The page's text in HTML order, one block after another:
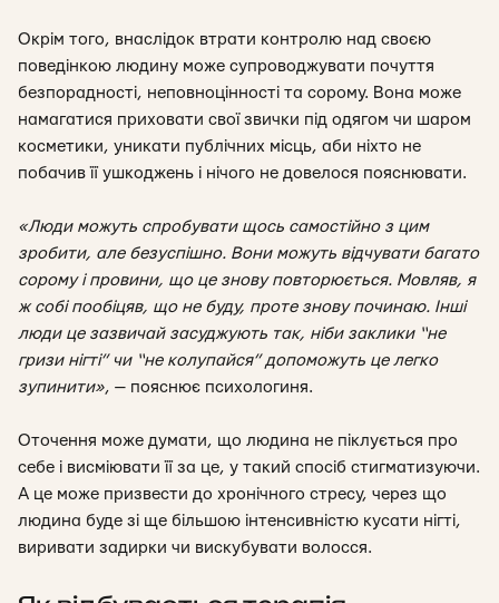
Окрім того, внаслідок втрати контролю над своєю
поведінкою людину може супроводжувати почуття
безпорадності, неповноцінності та сорому. Вона може
намагатися приховати свої звички під одягом чи шаром
косметики, уникати публічних місць, аби ніхто не
побачив її ушкоджень і нічого не довелося пояснювати.
«Люди можуть спробувати щось самостійно з цим
зробити, але безуспішно. Вони можуть відчувати багато
сорому і провини, що це знову повторюється. Мовляв, я
ж собі пообіцяв, що не буду, проте знову починаю. Інші
люди це зазвичай засуджують так, ніби заклики “не
гризи нігті” чи “не колупайся” допоможуть це легко
зупинити», — пояснює психологиня.
Оточення може думати, що людина не піклується про
себе і висміювати її за це, у такий спосіб стигматизуючи.
А це може призвести до хронічного стресу, через що
людина буде зі ще більшою інтенсивністю кусати нігті,
виривати задирки чи вискубувати волосся.